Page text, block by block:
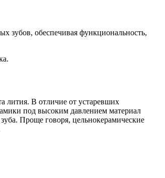
зубов, обеспечивая функциональность,
лития. В отличие от устаревших
под высоким давлением материал
Проще говоря, цельнокерамические